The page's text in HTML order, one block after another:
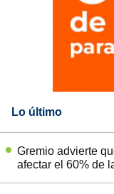
Lo último
Gremio advierte
afectar el 60% de